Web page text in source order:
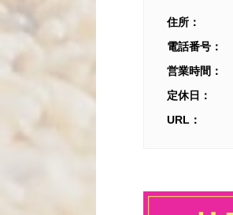
住所：
電話番号：
営業時間：
定休日：
URL：